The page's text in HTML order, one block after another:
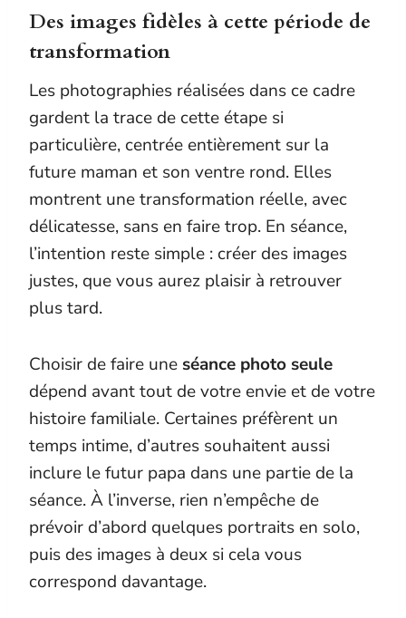
Des images fidèles à cette période de
transformation
Les photographies réalisées dans ce cadre
gardent la trace de cette étape si
particulière, centrée entièrement sur la
future maman et son ventre rond. Elles
montrent une transformation réelle, avec
délicatesse, sans en faire trop. En séance,
l’intention reste simple : créer des images
justes, que vous aurez plaisir à retrouver
plus tard.
Choisir de faire une séance photo seule
dépend avant tout de votre envie et de votre
histoire familiale. Certaines préfèrent un
temps intime, d’autres souhaitent aussi
inclure le futur papa dans une partie de la
séance. À l’inverse, rien n’empêche de
prévoir d’abord quelques portraits en solo,
puis des images à deux si cela vous
correspond davantage.